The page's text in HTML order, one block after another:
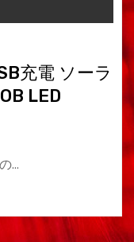
充電 ソーラ
LED
…